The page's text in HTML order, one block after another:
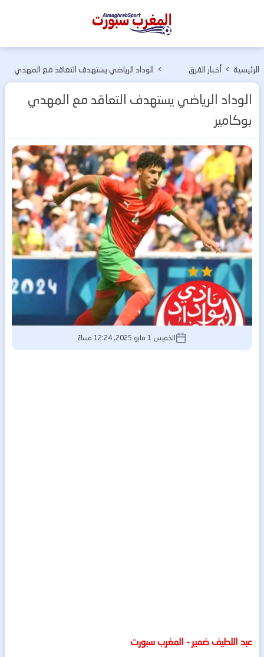
المغرب
الرئيسية > أخبار الفرق
> الوداد الرياضي يستهدف التعاقد مع المهدي
الوداد الرياضي يستهدف التعاقد مع المهدي
بوكامير
الخميس 1 مايو 2025, 12:24 مساءً
عبد اللطيف ضمير - المغرب سبورت